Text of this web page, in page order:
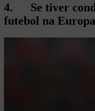
4. Se tiver
futebol na Europa